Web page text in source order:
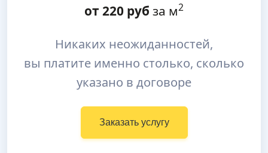
от 220 руб за м2
Никаких неожиданностей,
вы платите именно столько, сколько
указано в договоре
Заказать услугу